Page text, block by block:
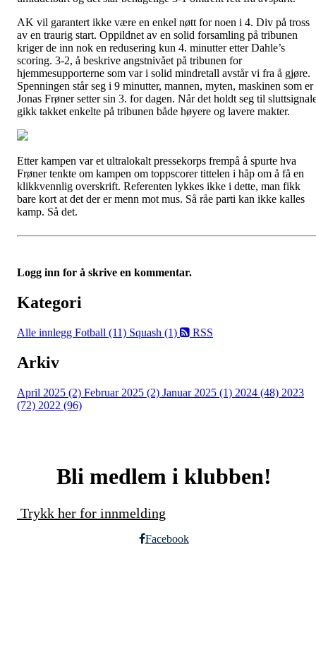
AK vil garantert ikke være en enkel nøtt for noen i 4. Div på tross
av en traurig start. Oppildnet av en solid forsamling på tribunen
kriger de inn nok en redusering kun 4. minutter etter Dahle’s
scoring. 3-2, å beskrive angstnivået på tribunen for
hjemmesupporterne som var i solid mindretall avstår vi fra å gjøre.
Spenningen står seg i 9 minutter, mannen, myten, maskinen som er
Jonas Frøner setter sin 3. for dagen. Når det holdt seg til
gikk takket enkelte på tribunen både høyere og lavere makter.
Etter kampen var et ultralokalt pressekorps frempå å spurte hva
Frøner tenkte om kampen om toppscorer tittelen i håp om å få en
klikkvennlig overskrift. Referenten lykkes ikke i dette, man fikk
bare kort at det der er menn mot mus. Så råe parti kan ikke kalles
kamp. Så det.
Logg inn for å skrive en kommentar.
Kategori
Alle innlegg Fotball (11) Squash (1) RSS
Arkiv
April 2025 (2) Februar 2025 (2) Januar 2025 (1) 2024 (48) 2023
(72) 2022 (96)
Bli medlem i klubben!
Trykk her for innmelding
Facebook